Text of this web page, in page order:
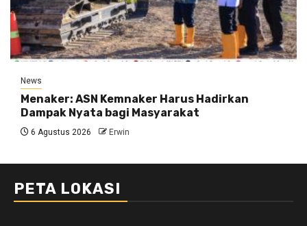
News
Menaker: ASN Kemnaker Harus Hadirkan
Dampak Nyata bagi Masyarakat
6 Agustus 2026 Erwin
PETA LOKASI